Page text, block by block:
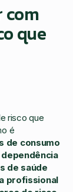
com
que
risco que
é
de consumo
de saúde
profissional